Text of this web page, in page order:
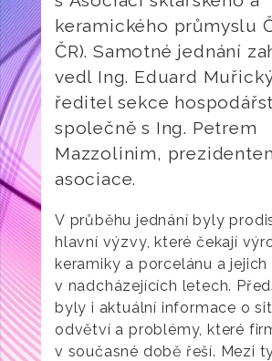
keramického průmyslu
ČR). Samotné jednání
vedl Ing. Eduard
ředitel sekce
společně s Ing. Petrem
Mazzolinim,
asociace.
V průběhu jednání byly
hlavní výzvy, které čekají
keramiky a porcelánu a
v nadcházejících letech.
byly i aktuální informace o
odvětví a problémy, které
v současné době řeší. Mezi